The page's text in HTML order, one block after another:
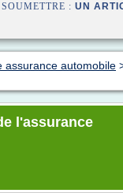
: UN
assurance automobile
l'assurance